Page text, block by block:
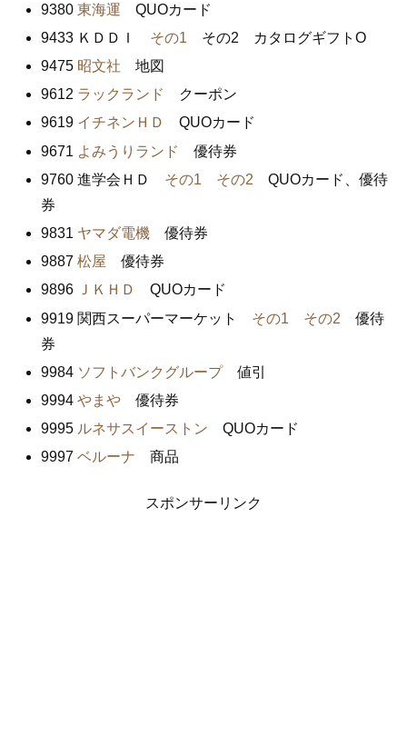
9380東海運 QUOカード
9433 ＫＤＤＩ その1 その2 カタログギフトO
9475 昭文社 地図
9612 ラックランド
クーポン
9619 イチネンＨＤ
QUOカード
9671 よみうりランド
優待券
9760 進学会ＨＤ その1 その2 QUOカード、優待
券
9831 ヤマダ電機 優待券
9887松屋 優待券
9896
ＪＫＨＤ
QUOカード
9919 関西スーパーマーケット その1 その2 優待
券
9984 ソフトバンクグループ値引
9994やまや 優待券
9995 ルネサスイーストン QUOカード
9997ベルーナ 商品
スポンサーリンク